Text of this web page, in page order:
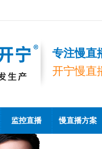
专注慢直
开宁慢直
监控直播 慢直播方案